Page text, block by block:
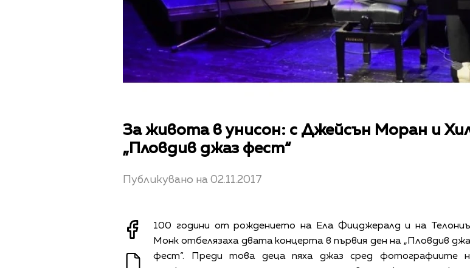
За живота в унисон: с Джейсън Моран и
„Пловдив джаз фест“
Публикувано на 02.11.2017
100 години от рождението на Ела Фицджералд и на
Монк отбелязаха двата концерта в първия ден на „Пловдив
фест“. Преди това деца пяха джаз сред фотографиите